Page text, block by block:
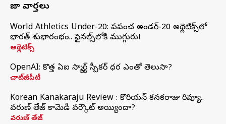
తాజా వార్తలు
World Athletics Under-20: ప్రపంచ అండర్-20 అథ్లెటిక్స్‌లో
భారత్‌ శుభారంభం.. ఫైనల్స్‌లోకి ముగ్గురు!
అథ్లెటిక్స్
OpenAI: కొత్త ఏఐ స్మార్ట్ స్పీకర్ ధర ఎంతో తెలుసా?
చాట్‌జీపీటీ
Korean Kanakaraju Review : కొరియన్ కనకరాజు రివ్యూ..
వరుణ్ తేజ్ కామెడీ వర్కౌట్ అయ్యిందా?
వరుణ్ తేజ్